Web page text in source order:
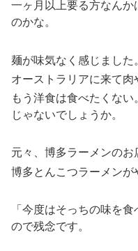
一ヶ月以上要る方なん
のかな。
麺が味気なく感じました
オーストラリアに来て
もう洋食は食べたくな
じゃないでしょうか。
元々、博多ラーメンの
博多とんこつラーメンが
「今度はそっちの味を
ので残念です。